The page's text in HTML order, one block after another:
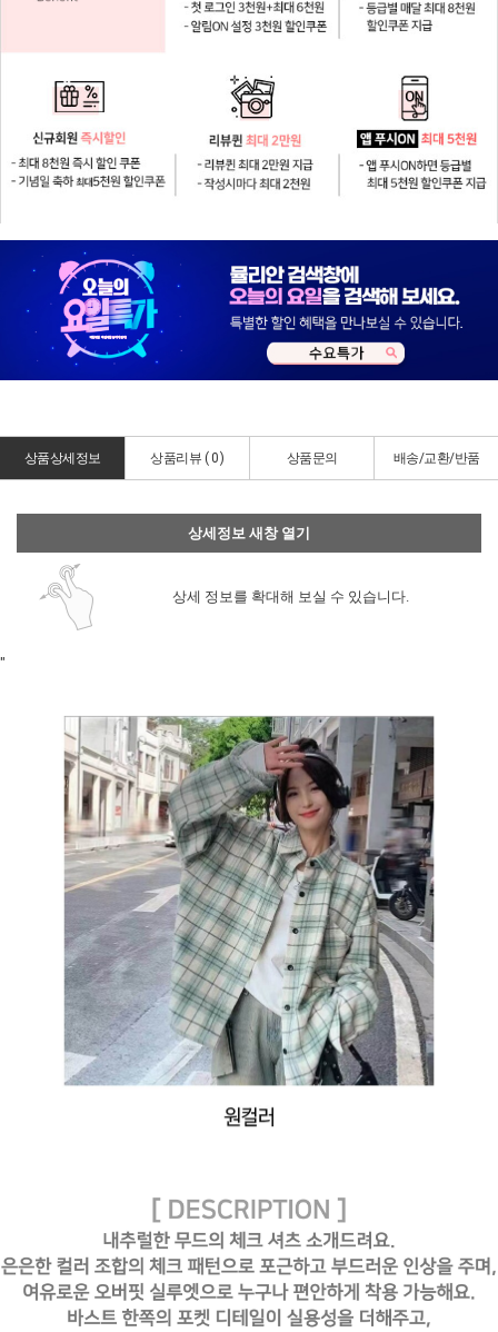
상품상세정보 상품리뷰 ( 0) 상품문의 배송/교환/반품
상세정보 새창 열기
상세 정보를 확대해 보실 수 있습니다.
"